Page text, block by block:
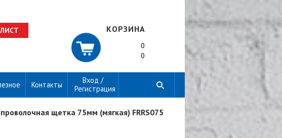
КОРЗИНА
0
0
Контакты
Вход /
Регистрация
щетка 75мм (мягкая) FRRS075